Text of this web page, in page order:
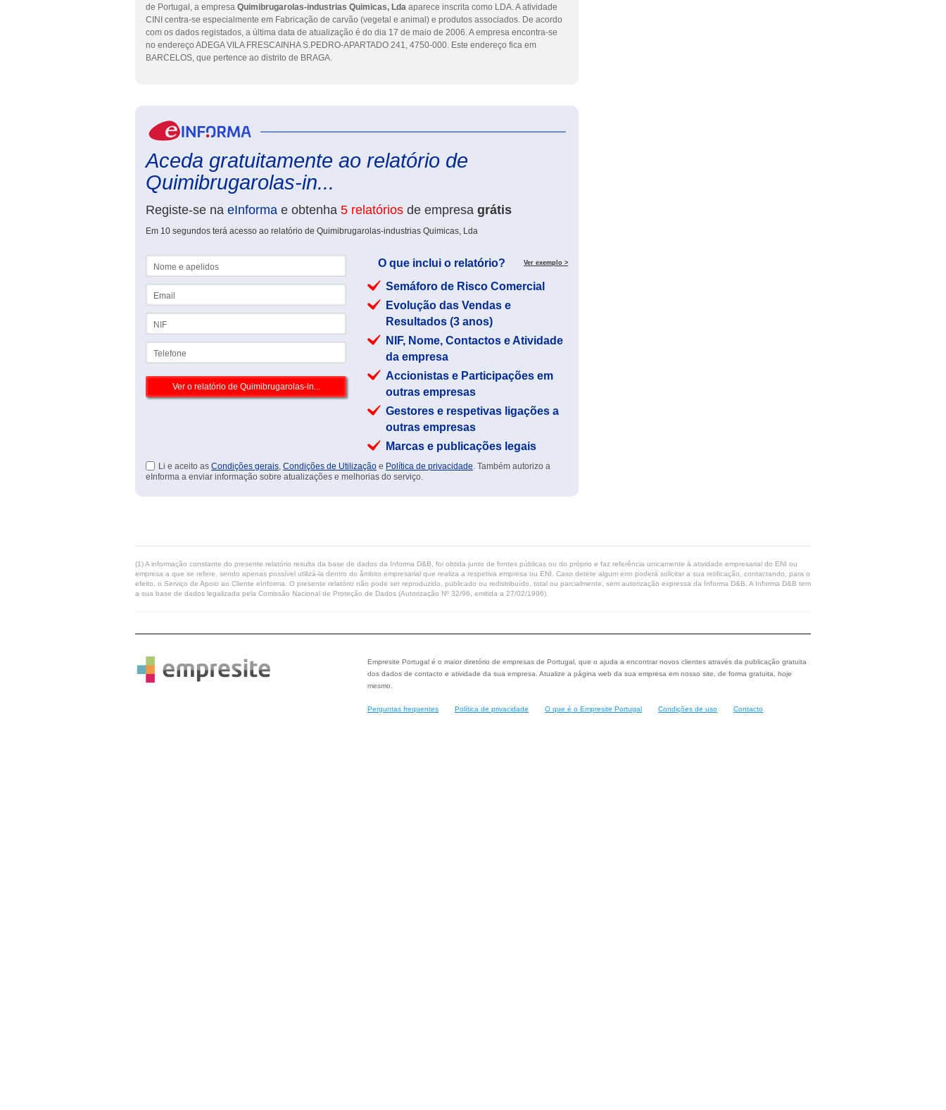
de Portugal, a empresa Quimibrugarolas-industrias Quimicas, Lda aparece inscrita como LDA. A atividade
CINI centra-se especialmente em Fabricação de carvão (vegetal e animal) e produtos associados. De acordo
com os dados registados, a última data de atualização é do dia 17 de maio de 2006. A empresa encontra-se
no endereço ADEGA VILA FRESCAINHA S.PEDRO-APARTADO 241, 4750-000. Este endereço fica em
BARCELOS, que pertence ao distrito de BRAGA.
Aceda gratuitamente ao relatório de
Quimibrugarolas-in...
Registe-se na eInforma e obtenha 5 relatórios de empresa grátis
Em 10 segundos terá acesso ao relatório de Quimibrugarolas-industrias Quimicas, Lda
O que inclui o relatório? Ver exemplo >
Semáforo de Risco Comercial
Evolução das Vendas e
Resultados (3 anos)
NIF, Nome, Contactos e Atividade
da empresa
Accionistas e Participações em
outras empresas
Gestores e respetivas ligações a
outras empresas
Marcas e publicações legais
Li e aceito as Condições gerais, Condições de Utilização e Política de privacidade. Também autorizo a
eInforma a enviar informação sobre atualizações e melhorias do serviço.
(1) A informação constante do presente relatório resulta da base de dados da Informa D&B, foi obtida junto de fontes públicas ou do próprio e faz referência unicamente à atividade empresarial do ENI ou
empresa a que se refere, sendo apenas possível utilizá-la dentro do âmbito empresarial que realiza a respetiva empresa ou ENI. Caso detete algum erro poderá solicitar a sua retificação, contactando, para o
efeito, o Serviço de Apoio ao Cliente eInforma. O presente relatório não pode ser reproduzido, publicado ou redistribuído, total ou parcialmente, sem autorização expressa da Informa D&B. A Informa D&B tem
a sua base de dados legalizada pela Comissão Nacional de Proteção de Dados (Autorização Nº 32/96, emitida a 27/02/1996).
Empresite Portugal é o maior diretório de empresas de Portugal, que o ajuda a encontrar novos clientes através da publicação gratuita
dos dados de contacto e atividade da sua empresa. Atualize a página web da sua empresa em nosso site, de forma gratuita, hoje
mesmo.
Perguntas frequentes Política de privacidade O que é o Empresite Portugal Condições de uso Contacto